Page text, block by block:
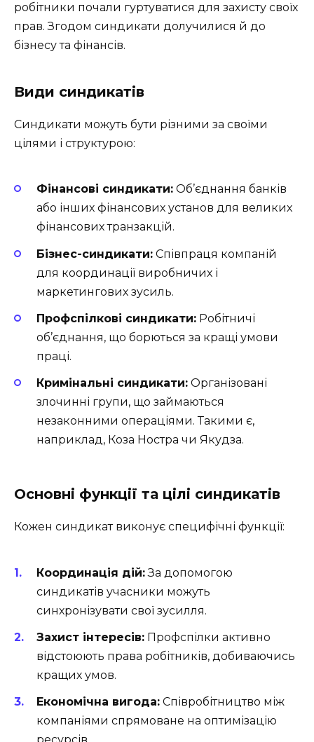
робітники почали гуртуватися для захисту своїх
прав. Згодом синдикати долучилися й до
бізнесу та фінансів.
Види синдикатів
Синдикати можуть бути різними за своїми
цілями і структурою:
Фінансові синдикати: Об’єднання банків
або інших фінансових установ для великих
фінансових транзакцій.
Бізнес-синдикати: Співпраця компаній
для координації виробничих і
маркетингових зусиль.
Профспілкові синдикати: Робітничі
об’єднання, що борються за кращі умови
праці.
Кримінальні синдикати: Організовані
злочинні групи, що займаються
незаконними операціями. Такими є,
наприклад, Коза Ностра чи Якудза.
Основні функції та цілі синдикатів
Кожен синдикат виконує специфічні функції:
Координація дій:За допомогою
синдикатів учасники можуть
синхронізувати свої зусилля.
Захист інтересів: Профспілки активно
відстоюють права робітників, добиваючись
кращих умов.
Економічна вигода: Співробітництво між
компаніями спрямоване на оптимізацію